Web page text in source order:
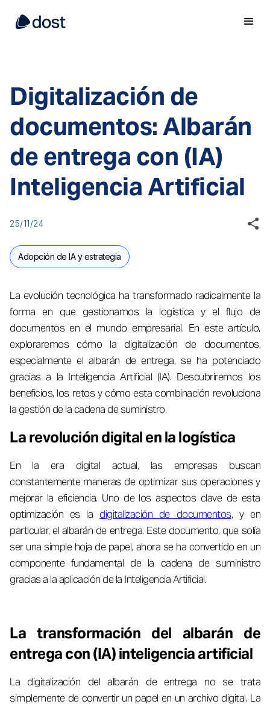
Digitalización de
documentos: Albarán
de entrega con (IA)
Inteligencia Artificial
25/11/24
Adopción de IA y estrategia
La evolución tecnológica ha transformado radicalmente la
forma en que gestionamos la logística y el flujo de
documentos en el mundo empresarial. En este artículo,
exploraremos cómo la digitalización de documentos,
especialmente el albarán de entrega, se ha potenciado
gracias a la Inteligencia Artificial (IA). Descubriremos los
beneficios, los retos y cómo esta combinación revoluciona
la gestión de la cadena de suministro.
La revolución digital en la logística
En la era digital actual, las empresas buscan
constantemente maneras de optimizar sus operaciones y
mejorar la eficiencia. Uno de los aspectos clave de esta
optimización es ladigitalización de documentos, y en
particular, el albarán de entrega. Este documento, que solía
ser una simple hoja de papel, ahora se ha convertido en un
componente fundamental de la cadena de suministro
gracias a la aplicación de la Inteligencia Artificial.
La transformación del albarán de
entrega con (IA) inteligencia artificial
La digitalización del albarán de entrega no se trata
simplemente de convertir un papel en un archivo digital. La